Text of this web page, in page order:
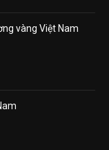
vàng Việt Nam